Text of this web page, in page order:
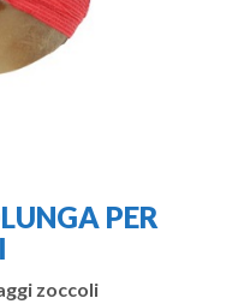
PER
zoccoli